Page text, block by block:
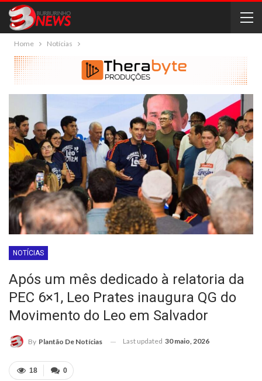
Home Notícias
NOTÍCIAS
Após um mês dedicado à relatoria da
PEC 6×1, Leo Prates inaugura QG do
Movimento do Leo em Salvador
By Plantão De Notícias Last updated 30 maio, 2026
0
18